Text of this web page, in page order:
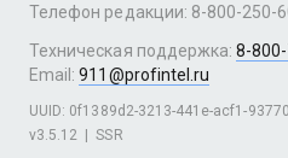
Телефон редакции: 8-800-250-
Техническая поддержка:8-
Email:911@profintel.ru
v3.5.12 SSR
UUID: 0f1389d2-3213-441e-acf1-